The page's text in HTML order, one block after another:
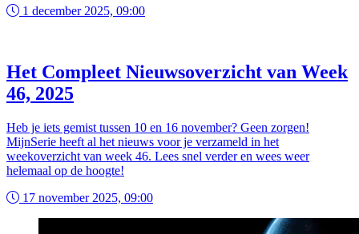
1 december 2025, 09:00
Het Compleet Nieuwsoverzicht van Week
46, 2025
Heb je iets gemist tussen 10 en 16 november? Geen zorgen!
MijnSerie heeft al het nieuws voor je verzameld in het
weekoverzicht van week 46. Lees snel verder en wees weer
helemaal op de hoogte!
17 november 2025, 09:00